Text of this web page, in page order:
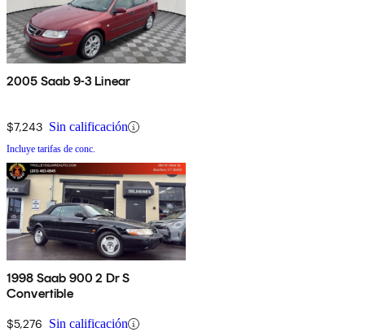
2005 Saab 9-3 Linear
$7,243 Sin calificación
Incluye tarifas de conc.
1998 Saab 900 2 Dr S
Convertible
$5,276 Sin calificación